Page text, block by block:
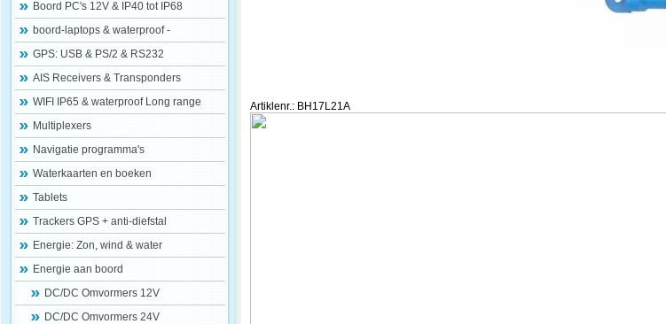
Boord PC's 12V & IP40 tot IP68
boord-laptops & waterproof -
GPS: USB & PS/2 & RS232
AIS Receivers & Transponders
WIFI IP65 & waterproof Long range
Multiplexers
Navigatie programma's
Waterkaarten en boeken
Tablets
Trackers GPS + anti-diefstal
Energie: Zon, wind & water
Energie aan boord
DC/DC Omvormers 12V
DC/DC Omvormers 24V
Artiklenr.: BH17L21A